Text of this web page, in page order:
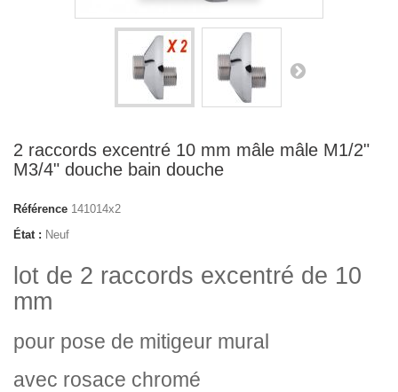
2 raccords excentré 10 mm mâle mâle M1/2"
M3/4" douche bain douche
Référence 141014x2
État : Neuf
lot de 2 raccords excentré de 10
mm
pour pose de mitigeur mural
avec rosace chromé